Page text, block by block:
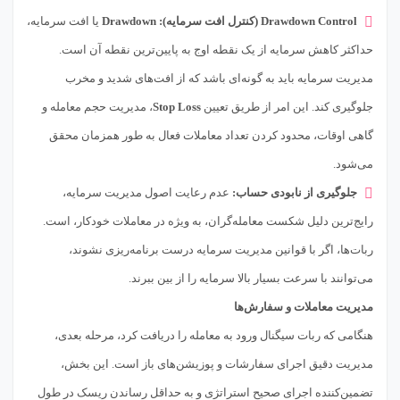
Drawdown Control (کنترل افت سرمایه): Drawdown یا افت سرمایه،
حداکثر کاهش سرمایه از یک نقطه اوج به پایین‌ترین نقطه آن است.
مدیریت سرمایه باید به گونه‌ای باشد که از افت‌های شدید و مخرب
جلوگیری کند. این امر از طریق تعیین Stop Loss، مدیریت حجم معامله و
گاهی اوقات، محدود کردن تعداد معاملات فعال به طور همزمان محقق
می‌شود.
جلوگیری از نابودی حساب: عدم رعایت اصول مدیریت سرمایه،
رایج‌ترین دلیل شکست معامله‌گران، به ویژه در معاملات خودکار، است.
ربات‌ها، اگر با قوانین مدیریت سرمایه درست برنامه‌ریزی نشوند،
می‌توانند با سرعت بسیار بالا سرمایه را از بین ببرند.
مدیریت معاملات و سفارش‌ها
هنگامی که ربات سیگنال ورود به معامله را دریافت کرد، مرحله بعدی،
مدیریت دقیق اجرای سفارشات و پوزیشن‌های باز است. این بخش،
تضمین‌کننده اجرای صحیح استراتژی و به حداقل رساندن ریسک در طول